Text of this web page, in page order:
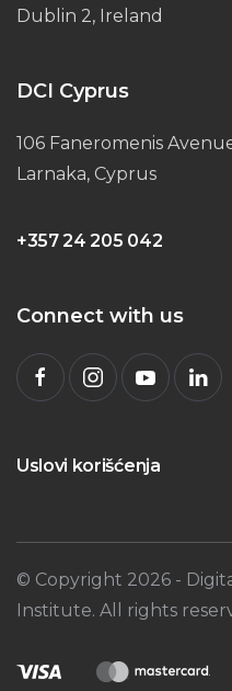
Dublin 2, Ireland
DCI Cyprus
106 Faneromenis
Larnaka, Cyprus
+357 24 205 042
Connect with us
Uslovi korišćenja
© Copyright 2026 -
Institute. All rights